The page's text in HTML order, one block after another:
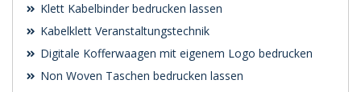
Klett Kabelbinder bedrucken lassen
Kabelklett Veranstaltungstechnik
Digitale Kofferwaagen mit eigenem Logo bedrucken
Non Woven Taschen bedrucken lassen